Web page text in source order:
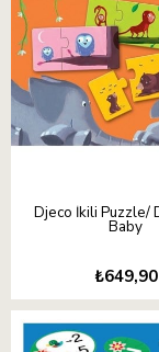
Djeco İkili Puzzle/
Baby
₺649,90